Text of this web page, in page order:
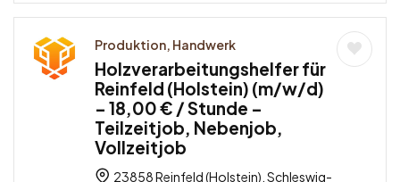
Produktion, Handwerk
Holzverarbeitungshelfer für
Reinfeld (Holstein) (m/w/d)
– 18,00 € / Stunde –
Teilzeitjob, Nebenjob,
Vollzeitjob
23858 Reinfeld (Holstein), Schleswig-